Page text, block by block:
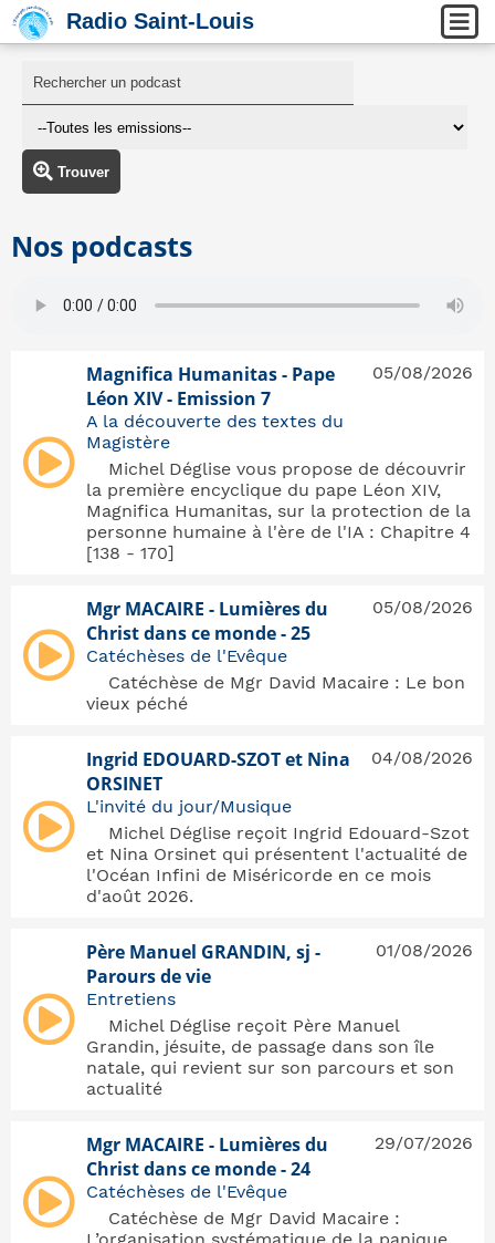
Radio Saint-Louis
Trouver
Nos podcasts
Magnifica Humanitas - Pape
Léon XIV - Emission 7
A la découverte des textes du
Magistère
Michel Déglise vous propose de découvrir
la première encyclique du pape Léon XIV,
Magnifica Humanitas, sur la protection de la
personne humaine à l'ère de l'IA : Chapitre 4
[138 - 170]
05/08/2026
Mgr MACAIRE - Lumières du
Christ dans ce monde - 25
Catéchèses de l'Evêque
Catéchèse de Mgr David Macaire : Le bon
vieux péché
05/08/2026
Ingrid EDOUARD-SZOT et Nina
ORSINET
L'invité du jour/Musique
Michel Déglise reçoit Ingrid Edouard-Szot
et Nina Orsinet qui présentent l'actualité de
l'Océan Infini de Miséricorde en ce mois
d'août 2026.
04/08/2026
Père Manuel GRANDIN, sj -
Parours de vie
Entretiens
Michel Déglise reçoit Père Manuel
Grandin, jésuite, de passage dans son île
natale, qui revient sur son parcours et son
actualité
01/08/2026
Mgr MACAIRE - Lumières du
Christ dans ce monde - 24
Catéchèses de l'Evêque
Catéchèse de Mgr David Macaire :
29/07/2026